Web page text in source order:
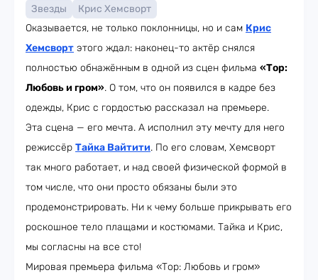
Звезды
Крис Хемсворт
Оказывается, не только поклонницы, но и сам Крис
Хемсворт этого ждал: наконец-то актёр снялся
полностью обнажённым в одной из сцен фильма «Тор:
Любовь и гром». О том, что он появился в кадре без
одежды, Крис с гордостью рассказал на премьере.
Эта сцена — его мечта. А исполнил эту мечту для него
режиссёр Тайка Вайтити. По его словам, Хемсворт
так много работает, и над своей физической формой в
том числе, что они просто обязаны были это
продемонстрировать. Ни к чему больше прикрывать его
роскошное тело плащами и костюмами. Тайка и Крис,
мы согласны на все сто!
Мировая премьера фильма «Тор: Любовь и гром»